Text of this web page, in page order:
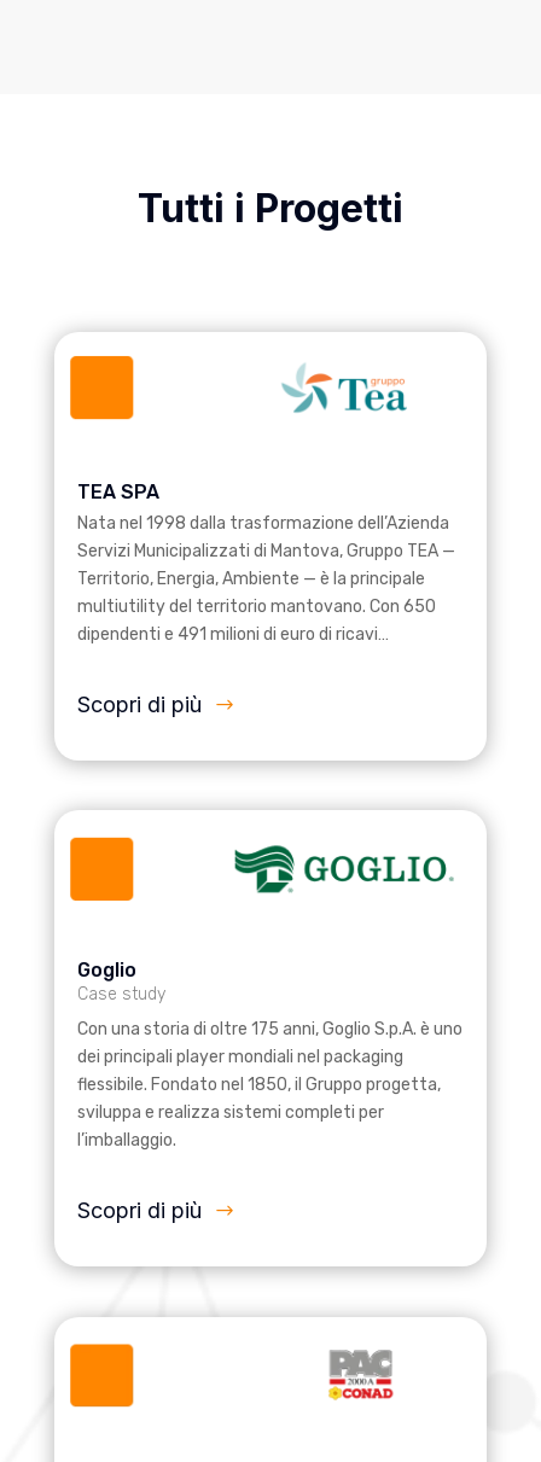
Tutti i Progetti
TEA SPA
Nata nel 1998 dalla trasformazione dell’Azienda
Servizi Municipalizzati di Mantova, Gruppo TEA —
Territorio, Energia, Ambiente — è la principale
multiutility del territorio mantovano. Con 650
dipendenti e 491 milioni di euro di ricavi…
Scopri di più
Goglio
Case study
Con una storia di oltre 175 anni, Goglio S.p.A. è uno
dei principali player mondiali nel packaging
flessibile. Fondato nel 1850, il Gruppo progetta,
sviluppa e realizza sistemi completi per
l’imballaggio.
Scopri di più